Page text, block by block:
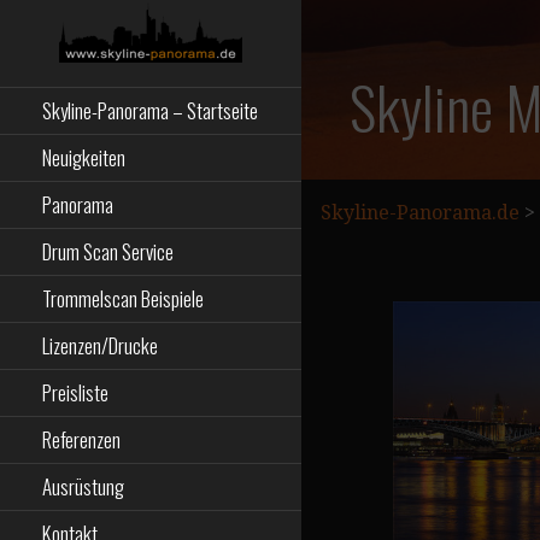
SKYLINE-
PANORAMA.DE
Skyline-Panorama – Startseite
Neuigkeiten
Panorama
Drum Scan Service
Trommelscan Beispiele
Lizenzen/Drucke
Preisliste
Referenzen
Ausrüstung
Kontakt
Skyline
Skyline-Panorama.de >